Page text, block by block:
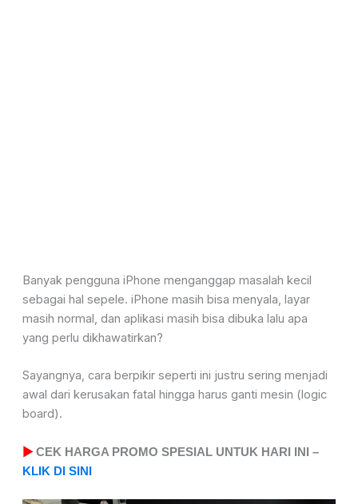
Banyak pengguna iPhone menganggap masalah kecil
sebagai hal sepele. iPhone masih bisa menyala, layar
masih normal, dan aplikasi masih bisa dibuka lalu apa
yang perlu dikhawatirkan?
Sayangnya, cara berpikir seperti ini justru sering menjadi
awal dari kerusakan fatal hingga harus ganti mesin (logic
board).
▶CEK HARGA PROMO SPESIAL UNTUK HARI INI –
KLIK DI SINI